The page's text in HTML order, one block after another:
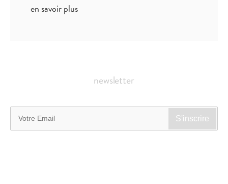
en savoir plus
newsletter